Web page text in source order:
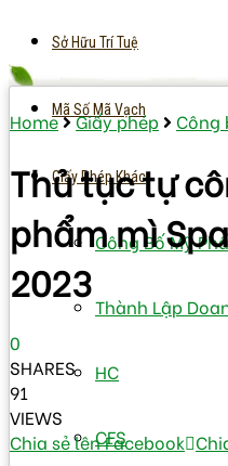
Sở Hữu Trí Tuệ
Mã Số Mã Vạch
Giấy Phép Khác
Công Bố Mỹ
Thành Lập
HC
CFS
Home Giấy phép Công
Thủ tục tự
phẩm mì
2023
0
SHARES
91
VIEWS
Chia sẻ lên Facebook